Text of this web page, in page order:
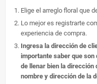
Elige el arreglo floral que
Lo mejor es registrarte
experiencia de compra.
Ingresa la dirección de
importante saber que
de llenar bien la dirección
nombre y dirección de la